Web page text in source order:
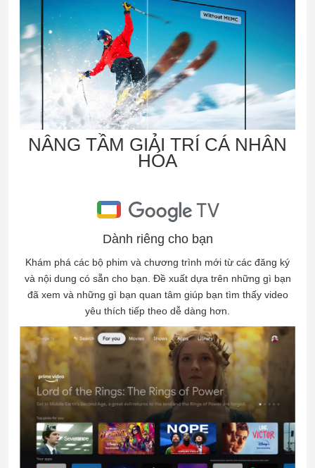
NÂNG TẦM GIẢI TRÍ CÁ NHÂN
HÓA
Dành riêng cho bạn
Khám phá các bộ phim và chương trình mới từ các đăng ký
và nội dung có sẵn cho bạn. Đề xuất dựa trên những gì bạn
đã xem và những gì bạn quan tâm giúp bạn tìm thấy video
yêu thích tiếp theo dễ dàng hơn.